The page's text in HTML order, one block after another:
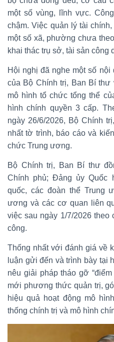
một số vùng, lĩnh vực.
chậm. Việc quản lý tài
một số xã, phường chưa
khai thác trụ sở, tài sản công
Hội nghị đã nghe một số nội
của Bộ Chính trị, Ban Bí thư
mô hình tổ chức tổng thể
hình chính quyền 3 cấp.
ngày 26/6/2026, Bộ Chính
nhất tờ trình, báo cáo và
chức Trung ương.
Bộ Chính trị, Ban Bí thư
Chính phủ; Đảng ủy Quốc
quốc, các đoàn thể Trung
ương và các cơ quan liên
việc sau ngày 1/7/2026 theo
công.
Thống nhất với đánh giá về
luận gửi đến và trình bày tại
nêu giải pháp tháo gỡ
mới phương thức quản trị,
hiệu quả hoạt động mô
thống chính trị và mô hình